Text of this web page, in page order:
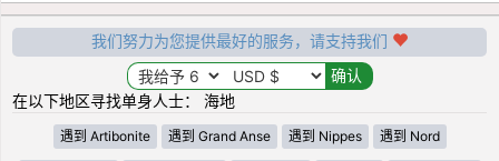
我们努力为您提供最好的服务，请支持我们
在以下地区寻找单身人士： 海地
遇到 Artibonite 遇到 Grand Anse 遇到 Nippes 遇到 Nord